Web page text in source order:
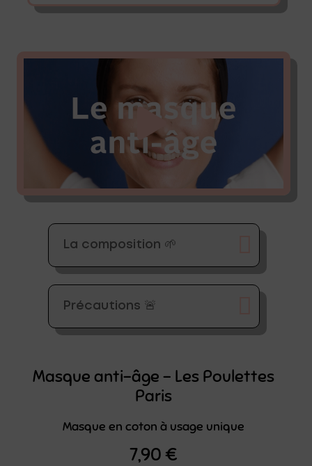
La composition 🌱
Précautions 🚨
Masque anti-âge – Les Poulettes
Paris
Masque en coton à usage unique
7,90€